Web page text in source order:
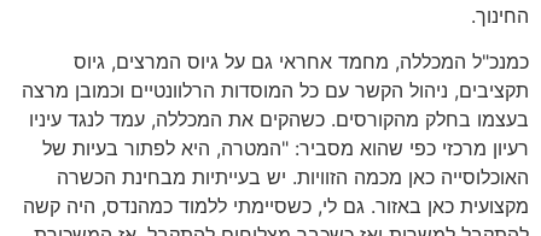
החינוך.
כמנכ"ל המכללה, מחמד אחראי גם על גיוס המרצים, גיוס
תקציבים, ניהול הקשר עם כל המוסדות הרלוונטיים וכמובן מרצה
בעצמו בחלק מהקורסים. כשהקים את המכללה, עמד לנגד עיניו
רעיון מרכזי כפי שהוא מסביר: "המטרה, היא לפתור בעיות של
האוכלוסייה כאן מכמה הזוויות. יש בעייתיות מבחינת הכשרה
מקצועית כאן באזור. גם לי, כשסיימתי ללמוד כמהנדס, היה קשה